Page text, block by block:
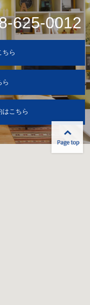
625-0012
ちら
ら
はこちら